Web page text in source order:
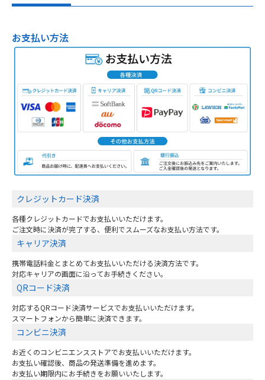
お支払い方法
クレジットカード決済
各種クレジットカードでお支払いいただけます。
ご注文時に決済が完了する、便利でスムーズなお支払い方法です。
キャリア決済
携帯電話料金とまとめてお支払いいただける決済方法です。
対応キャリアの画面に沿ってお手続きください。
QRコード決済
対応するQRコード決済サービスでお支払いいただけます。
スマートフォンから簡単に決済できます。
コンビニ決済
お近くのコンビニエンスストアでお支払いいただけます。
お支払い確認後、商品の発送準備を進めます。
お支払い期限内にお手続きをお願いいたします。